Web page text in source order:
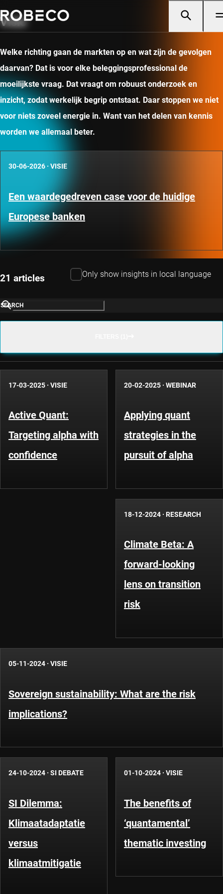
Visie
Welke richting gaan de markten op en wat zijn de gevolgen
daarvan? Dat is voor elke beleggingsprofessional de
moeilijkste vraag. Dat vraagt om robuust onderzoek en
inzicht, zodat werkelijk begrip ontstaat. Daar stoppen we niet
voor niets zoveel energie in. Want van het delen van kennis
worden we allemaal beter.
30-06-2026 · VISIE
Een waardegedreven case voor de huidige
Europese banken
21 articles Only show insights in local language
SEARCH
17-03-2025 · VISIE
Active Quant:
Targeting alpha with
confidence
20-02-2025 · WEBINAR
Applying quant
strategies in the
pursuit of alpha
18-12-2024 · RESEARCH
Climate Beta: A
forward-looking
lens on transition
risk
05-11-2024 · VISIE
Sovereign sustainability: What are the risk
implications?
24-10-2024 · SI DEBATE
SI Dilemma:
Klimaatadaptatie
versus
klimaatmitigatie
01-10-2024 · VISIE
The benefits of
‘quantamental’
thematic investing